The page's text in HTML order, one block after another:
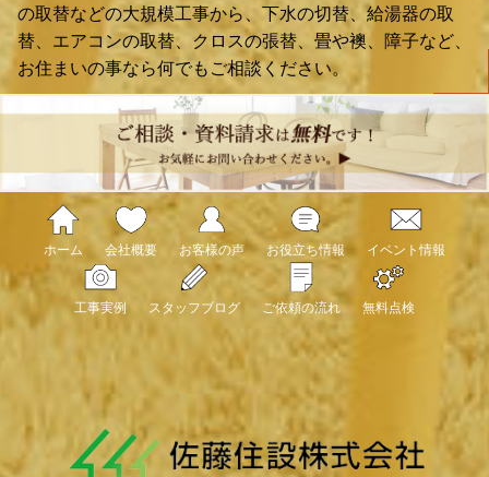
の取替などの大規模工事から、下水の切替、給湯器の取
替、エアコンの取替、クロスの張替、畳や襖、障子など、
お住まいの事なら何でもご相談ください。
ホーム 会社概要 お客様の声 お役立ち情報 イベント情報
工事実例 スタッフブログ ご依頼の流れ 無料点検